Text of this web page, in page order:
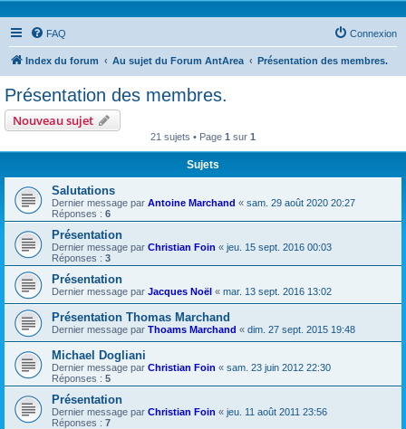
FAQ Connexion
Index du forum Au sujet du Forum AntArea Présentation des membres.
Présentation des membres.
Nouveau sujet
21 sujets • Page 1 sur 1
Sujets
Salutations
Dernier message par Antoine Marchand « sam. 29 août 2020 20:27
Réponses : 6
Présentation
Dernier message par Christian Foin « jeu. 15 sept. 2016 00:03
Réponses : 3
Présentation
Dernier message par Jacques Noël « mar. 13 sept. 2016 13:02
Présentation Thomas Marchand
Dernier message par Thoams Marchand « dim. 27 sept. 2015 19:48
Michael Dogliani
Dernier message par Christian Foin « sam. 23 juin 2012 22:30
Réponses : 5
Présentation
Dernier message par Christian Foin « jeu. 11 août 2011 23:56
Réponses : 7